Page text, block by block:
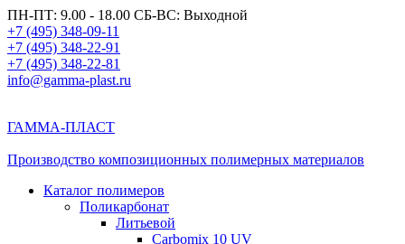
ПН-ПТ: 9.00 - 18.00 СБ-ВС: Выходной
+7 (495) 348-09-11
+7 (495) 348-22-91
+7 (495) 348-22-81
info@gamma-plast.ru
ГАММА-ПЛАСТ
Производство композиционных полимерных материалов
Каталог полимеров
Поликарбонат
Литьевой
Carbomix 10 UV